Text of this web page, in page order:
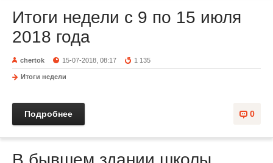
Итоги недели с 9 по 15 июля
2018 года
chertok 15-07-2018, 08:17 1 135
Итоги недели
0
Подробнее